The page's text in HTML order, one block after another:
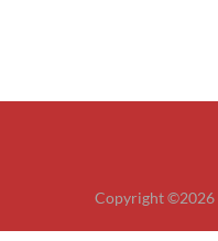
Copyright ©2026